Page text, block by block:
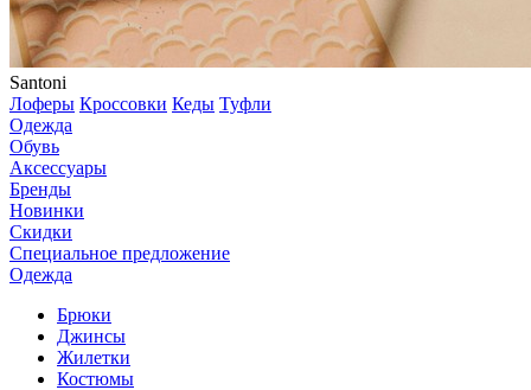
Santoni
Лоферы Кроссовки Кеды Туфли
Одежда
Обувь
Аксессуары
Бренды
Новинки
Скидки
Специальное предложение
Одежда
Брюки
Джинсы
Жилетки
Костюмы